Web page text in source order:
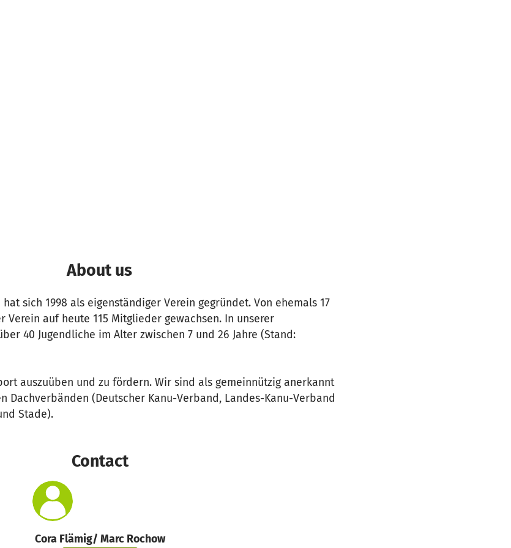
About us
sich 1998 als eigenständiger Verein gegründet. Von ehemals 17
Verein auf heute 115 Mitglieder gewachsen. In unserer
40 Jugendliche im Alter zwischen 7 und 26 Jahre (Stand:
auszuüben und zu fördern. Wir sind als gemeinnützig anerkannt
Dachverbänden (Deutscher Kanu-Verband, Landes-Kanu-Verband
Stade).
Contact
Cora Flämig/ Marc Rochow